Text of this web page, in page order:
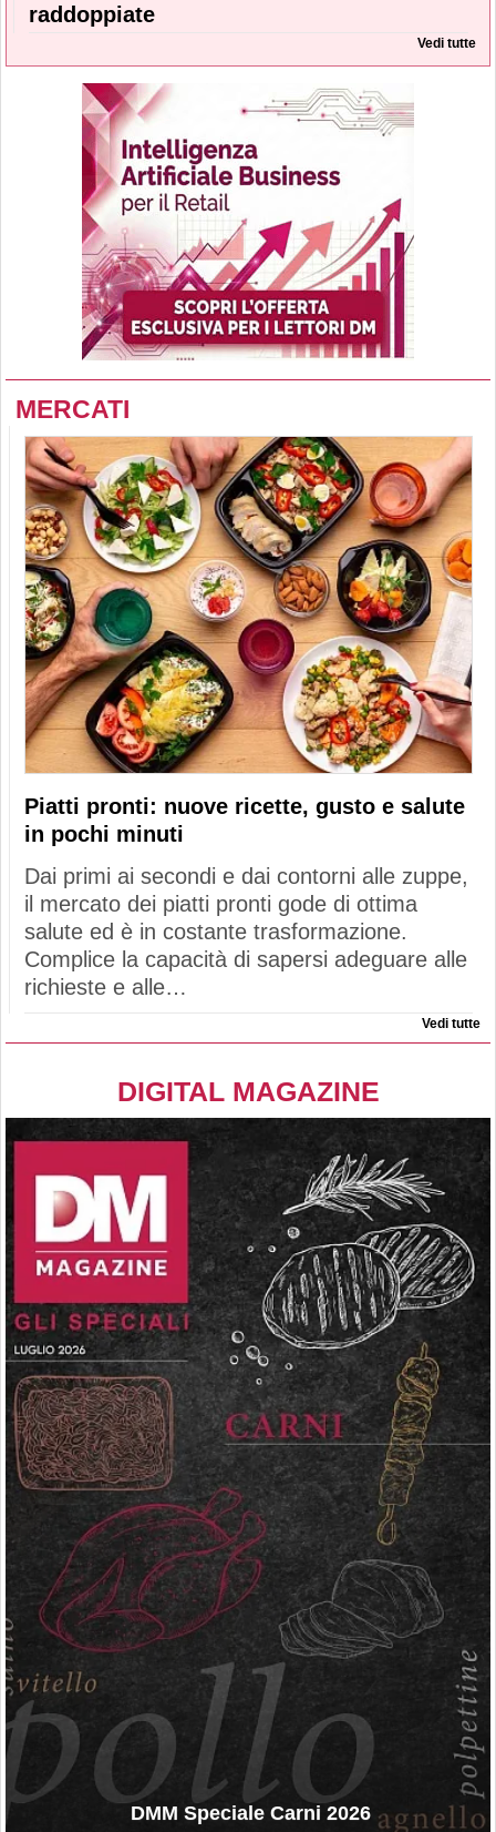
raddoppiate
Vedi tutte
MERCATI
Piatti pronti: nuove ricette, gusto e salute
in pochi minuti
Dai primi ai secondi e dai contorni alle zuppe,
il mercato dei piatti pronti gode di ottima
salute ed è in costante trasformazione.
Complice la capacità di sapersi adeguare alle
richieste e alle…
Vedi tutte
DIGITAL MAGAZINE
DMM Speciale Carni 2026